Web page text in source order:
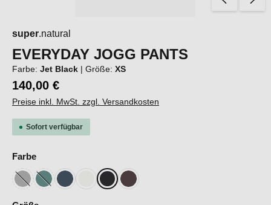
super.natural
EVERYDAY JOGG PANTS
Farbe: Jet Black | Größe: XS
140,00 €
Preise inkl. MwSt. zzgl. Versandkosten
Sofort verfügbar
Farbeauswählen
Cashmere Grey Melange
(Diese Option ist zurzeit nicht verfügbar.)
Lagoon Green
(Diese Option ist zurzeit nicht verfügbar.)
BlueberryFresh White
Jet BlackRaisin